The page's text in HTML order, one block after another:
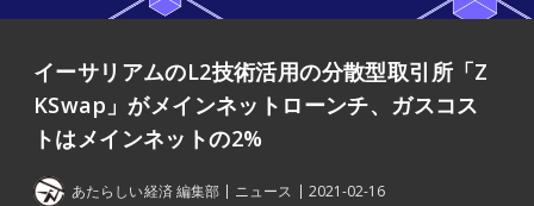
イーサリアムのL2技術活用の分散型取引所「Z
KSwap」がメインネットローンチ、ガスコス
トはメインネットの2%
あたらしい経済 編集部 ニュース 2021-02-16